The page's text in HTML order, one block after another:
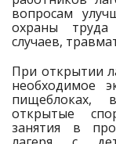
вопросам
охраны
случаев,
При открытии
необходимое
пищеблоках,
открытые
занятия в